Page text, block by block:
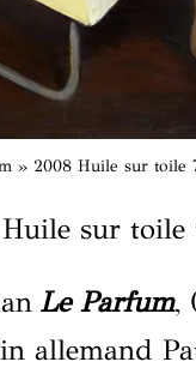
» 2008 Huile sur toile
Huile sur toile
Le Parfum,
allemand